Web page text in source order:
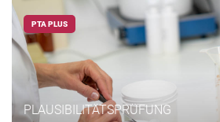
PTA PLUS
PLAUSIBILITÄTSPRÜFUNG